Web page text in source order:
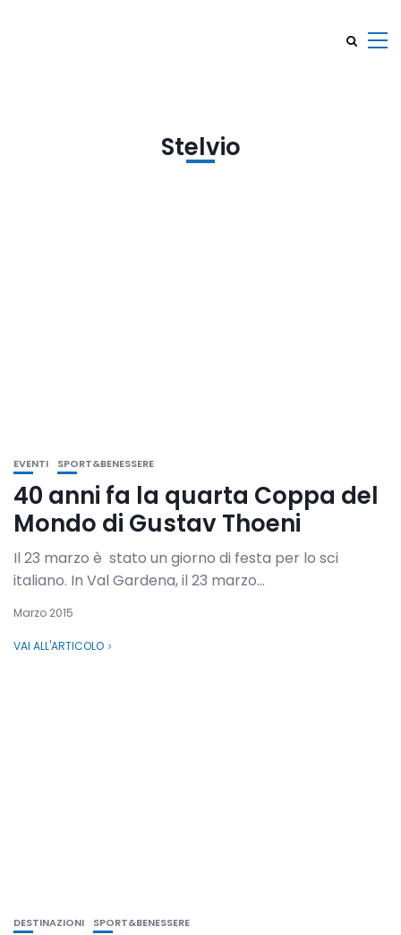
Stelvio
EVENTI SPORT&BENESSERE
40 anni fa la quarta Coppa del
Mondo di Gustav Thoeni
Il 23 marzo è stato un giorno di festa per lo sci
italiano. In Val Gardena, il 23 marzo...
Marzo 2015
VAI ALL'ARTICOLO
DESTINAZIONI SPORT&BENESSERE